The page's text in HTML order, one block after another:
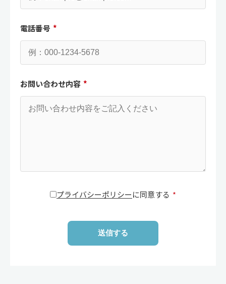
電話番号 *
お問い合わせ内容 *
プライバシーポリシーに同意する *
送信する